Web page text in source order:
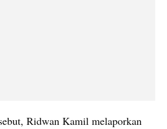
Ridwan Kamil melaporkan